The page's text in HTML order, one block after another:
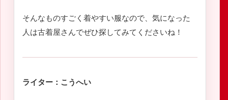
そんなものすごく着やすい服なので、気になった
人は古着屋さんでぜひ探してみてくださいね！
ライター：こうへい